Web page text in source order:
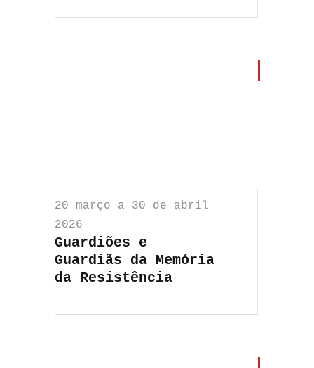
20 março a 30 de abril
2026
Guardiões e
Guardiãs da Memória
da Resistência